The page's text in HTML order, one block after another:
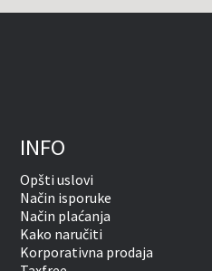
INFO
Opšti uslovi
Način isporuke
Način plaćanja
Kako naručiti
Korporativna prodaja